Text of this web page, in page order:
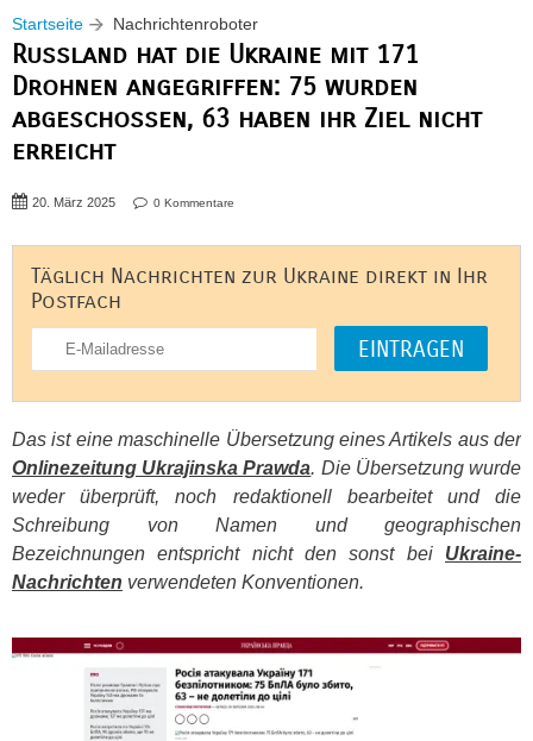
Startseite Nachrichtenroboter
Russland hat die Ukraine mit 171
Drohnen angegriffen: 75 wurden
abgeschossen, 63 haben ihr Ziel nicht
erreicht
20. März 2025 0 Kommentare
Täglich Nachrichten zur Ukraine direkt in Ihr
Postfach
Das ist eine maschinelle Übersetzung eines Artikels aus der
Onlinezeitung Ukrajinska Prawda. Die Übersetzung wurde
weder überprüft, noch redaktionell bearbeitet und die
Schreibung von Namen und geographischen
Bezeichnungen entspricht nicht den sonst bei Ukraine-
Nachrichten verwendeten Konventionen.